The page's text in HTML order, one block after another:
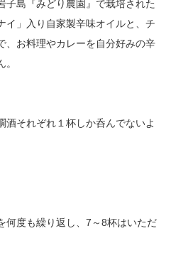
子島『みどり農園』で栽培された
イ」入り自家製辛味オイルと、チ
、お料理やカレーを自分好みの辛
酒それぞれ１杯しか呑んでないよ
何度も繰り返し、7～8杯はいただ